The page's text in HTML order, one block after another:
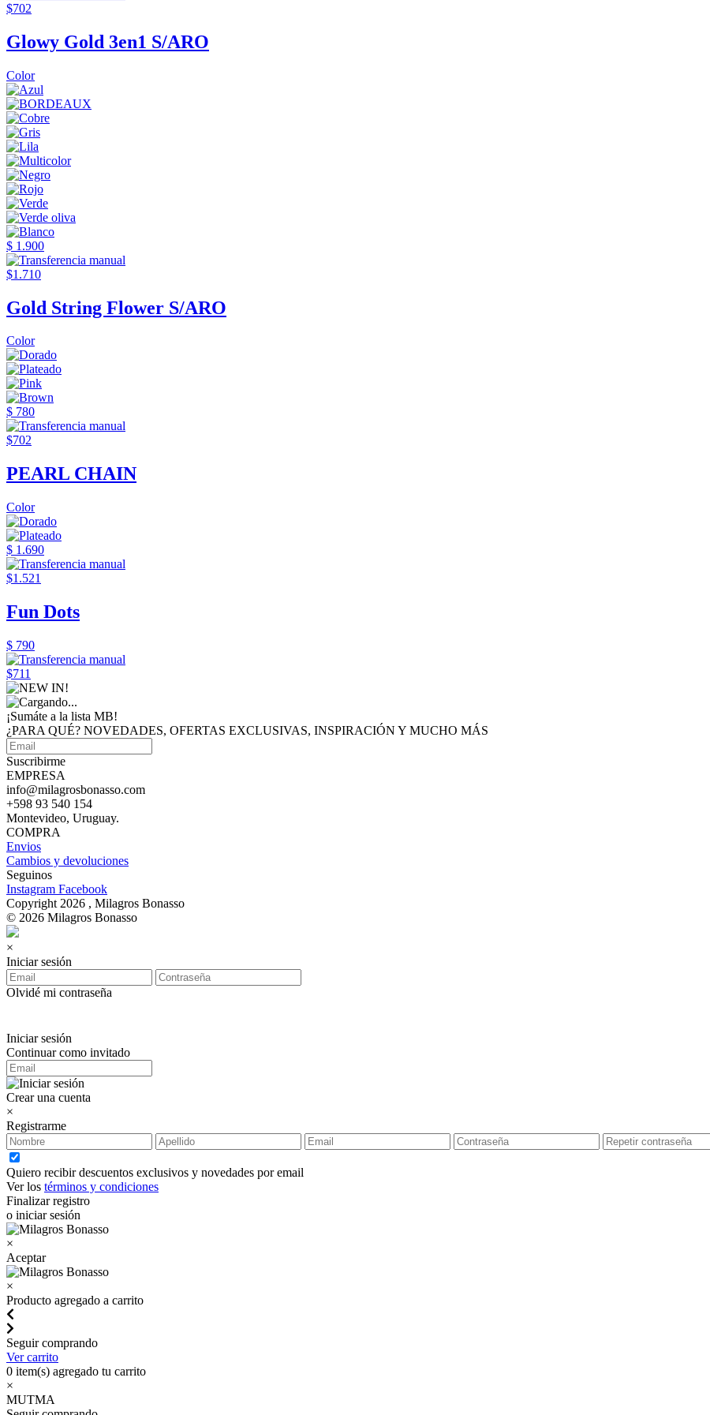
$702
Glowy Gold 3en1 S/ARO
Color
$ 1.900
$1.710
Gold String Flower S/ARO
Color
$ 780
$702
PEARL CHAIN
Color
$ 1.690
$1.521
Fun Dots
$ 790
$711
¡Sumáte a la lista MB!
¿PARA QUÉ? NOVEDADES, OFERTAS EXCLUSIVAS, INSPIRACIÓN Y MUCHO MÁS
Suscribirme
EMPRESA
info@milagrosbonasso.com
+598 93 540 154
Montevideo, Uruguay.
COMPRA
Envios
Cambios y devoluciones
Seguinos
Instagram Facebook
Copyright 2026 , Milagros Bonasso
© 2026 Milagros Bonasso
×
Iniciar sesión
Olvidé mi contraseña
Iniciar sesión
Continuar como invitado
Crear una cuenta
×
Registrarme
Quiero recibir descuentos exclusivos y novedades por email
Ver los términos y condiciones
Finalizar registro
o iniciar sesión
×
Aceptar
×
Producto agregado a carrito
Seguir comprando
Ver carrito
0 item(s) agregado tu carrito
×
MUTMA